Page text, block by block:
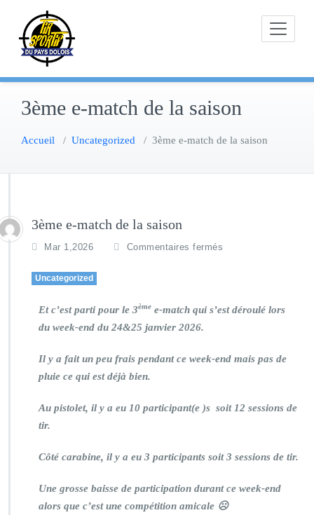
content
3ème e-match de la saison
Accueil / Uncategorized / 3ème e-match de la saison
3ème e-match de la saison
Mar 1,2026 Commentaires fermés
Uncategorized
Et c’est parti pour le 3ème e-match qui s’est déroulé lors
du week-end du 24&25 janvier 2026.
Il y a fait un peu frais pendant ce week-end mais pas de
pluie ce qui est déjà bien.
Au pistolet, il y a eu 10 participant(e )s soit 12 sessions de
tir.
Côté carabine, il y a eu 3 participants soit 3 sessions de tir.
Une grosse baisse de participation durant ce week-end
alors que c’est une compétition amicale ☹